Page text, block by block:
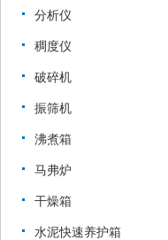
分析仪
稠度仪
破碎机
振筛机
沸煮箱
马弗炉
干燥箱
水泥快速养护箱